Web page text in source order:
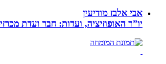
אבי אלבז מודיעין
יו”ר האופוזיציה, ועדות: חבר ועדת